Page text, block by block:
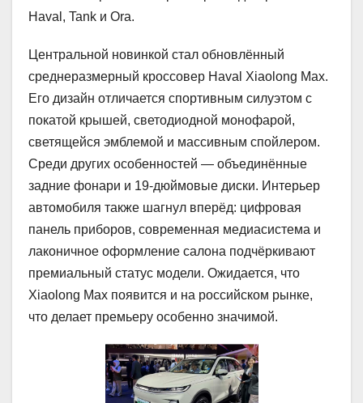
Haval, Tank и Ora.
Центральной новинкой стал обновлённый
среднеразмерный кроссовер Haval Xiaolong Max.
Его дизайн отличается спортивным силуэтом с
покатой крышей, светодиодной монофарой,
светящейся эмблемой и массивным спойлером.
Среди других особенностей — объединённые
задние фонари и 19-дюймовые диски. Интерьер
автомобиля также шагнул вперёд: цифровая
панель приборов, современная медиасистема и
лаконичное оформление салона подчёркивают
премиальный статус модели. Ожидается, что
Xiaolong Max появится и на российском рынке,
что делает премьеру особенно значимой.